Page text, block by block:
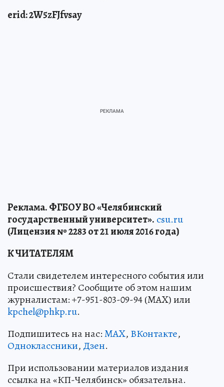
erid: 2W5zFJfvsay
Реклама. ФГБОУ ВО «Челябинский
государственный университет». csu.ru
(Лицензия № 2283 от 21 июля 2016 года)
К ЧИТАТЕЛЯМ
Стали свидетелем интересного события или
происшествия? Сообщите об этом нашим
журналистам: +7-951-803-09-94 (MAX) или
kpchel@phkp.ru.
Подпишитесь на нас:MAX, ВКонтакте,
Одноклассники, Дзен.
При использовании материалов издания
ссылка на «КП-Челябинск» обязательна.